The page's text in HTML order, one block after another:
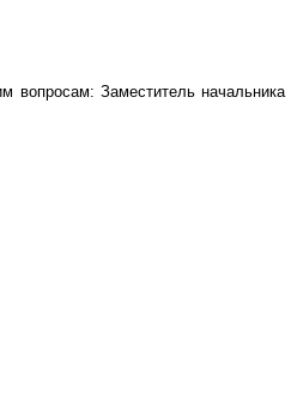
вопросам: Заместитель